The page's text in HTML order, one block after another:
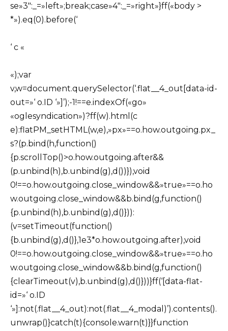
se»3″:_=»left»;break;case»4″:_=»right»}ff(«body >
*»).eq(0).before(‘
‘ c «
«);var
v,w=document.querySelector(‘.flat__4_out[data-id-
out=»‘ o.ID ‘»]’);-1!==e.indexOf(«go»
«oglesyndication»)?ff(w).html(c
e):flatPM_setHTML(w,e),»px»==o.how.outgoing.px_
s?(p.bind(h,function()
{p.scrollTop()>o.how.outgoing.after&&
(p.unbind(h),b.unbind(g),d())}),void
0!==o.how.outgoing.close_window&&»true»==o.ho
w.outgoing.close_window&&b.bind(g,function()
{p.unbind(h),b.unbind(g),d()})):
(v=setTimeout(function()
{b.unbind(g),d()},1e3*o.how.outgoing.after),void
0!==o.how.outgoing.close_window&&»true»==o.ho
w.outgoing.close_window&&b.bind(g,function()
{clearTimeout(v),b.unbind(g),d()}))}ff(‘[data-flat-
id=»‘ o.ID
‘»]:not(.flat__4_out):not(.flat__4_modal)’).contents().
unwrap()}catch(t){console.warn(t)}}function